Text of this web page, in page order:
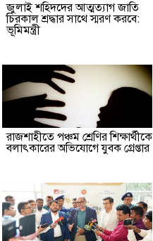
জুলাই শহিদদের আত্মত্যাগ জাতি
চিরকাল শ্রদ্ধার সাথে স্মরণ করবে:
ভূমিমন্ত্রী
রাজশাহীতে পঞ্চম শ্রেণির শিক্ষার্থীকে
বলাৎকারের অভিযোগে যুবক গ্রেপ্তার